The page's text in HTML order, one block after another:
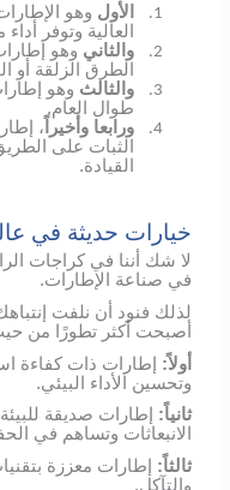
1. الأول وهو
العالية وتوفر
2. والثاني وهو
الطرق الزلقة أو
3. والثالث وهو
طوال العام.
4. ورابعا وأخيراً ،
الثبات على
القيادة.
خيارات حديثة في
لا شك أننا في كراجات
في صناعة الإطارات.
لذلك فنود أن نلفت
أصبحت أكثر تطورًا من
أولاً: إطارات ذات كفاءة
وتحسين الأداء البيئي.
ثانياً: إطارات صديقة
الانبعاثات وتساهم في
ثالثاً: إطارات معززة
والتآكل.